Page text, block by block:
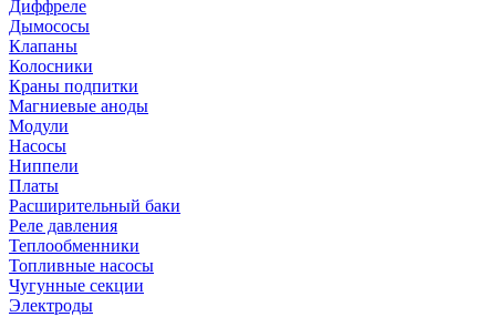
Диффреле
Дымососы
Клапаны
Колосники
Краны подпитки
Магниевые аноды
Модули
Насосы
Ниппели
Платы
Расширительный баки
Реле давления
Теплообменники
Топливные насосы
Чугунные секции
Электроды